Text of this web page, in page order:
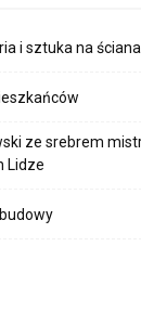
i sztuka na
ze srebrem
Lidze